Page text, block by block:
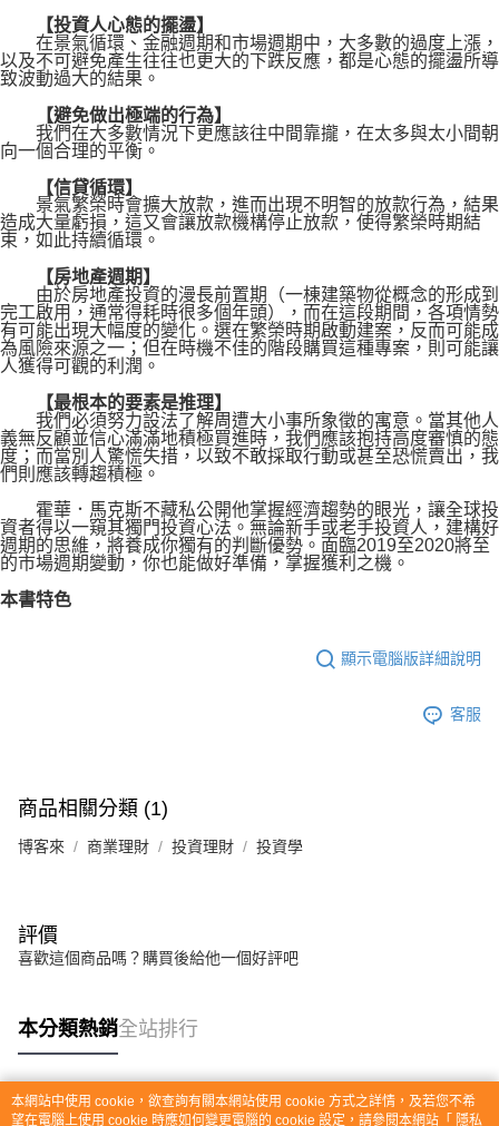
【投資人心態的擺盪】
在景氣循環、金融週期和市場週期中，大多數的過度上漲，
以及不可避免產生往往也更大的下跌反應，都是心態的擺盪所導
致波動過大的結果。
【避免做出極端的行為】
我們在大多數情況下更應該往中間靠攏，在太多與太小間朝
向一個合理的平衡。
【信貸循環】
景氣繁榮時會擴大放款，進而出現不明智的放款行為，結果
造成大量虧損，這又會讓放款機構停止放款，使得繁榮時期結
束，如此持續循環。
【房地產週期】
由於房地產投資的漫長前置期（一棟建築物從概念的形成到
完工啟用，通常得耗時很多個年頭），而在這段期間，各項情勢
有可能出現大幅度的變化。選在繁榮時期啟動建案，反而可能成
為風險來源之一；但在時機不佳的階段購買這種專案，則可能讓
人獲得可觀的利潤。
【最根本的要素是推理】
我們必須努力設法了解周遭大小事所象徵的寓意。當其他人
義無反顧並信心滿滿地積極買進時，我們應該抱持高度審慎的態
度；而當別人驚慌失措，以致不敢採取行動或甚至恐慌賣出，我
們則應該轉趨積極。
霍華．馬克斯不藏私公開他掌握經濟趨勢的眼光，讓全球投
資者得以一窺其獨門投資心法。無論新手或老手投資人，建構好
週期的思維，將養成你獨有的判斷優勢。面臨2019至2020將至
的市場週期變動，你也能做好準備，掌握獲利之機。
本書特色
顯示電腦版詳細說明
客服
商品相關分類 (1)
博客來 商業理財 投資理財 投資學
評價
喜歡這個商品嗎？購買後給他一個好評吧
本分類熱銷全站排行
熱門標籤
本網站中使用 cookie，欲查詢有關本網站使用 cookie 方式之詳情，及若您不希
望在電腦上使用 cookie 時應如何變更電腦的 cookie 設定，請參閱本網站「 隱私